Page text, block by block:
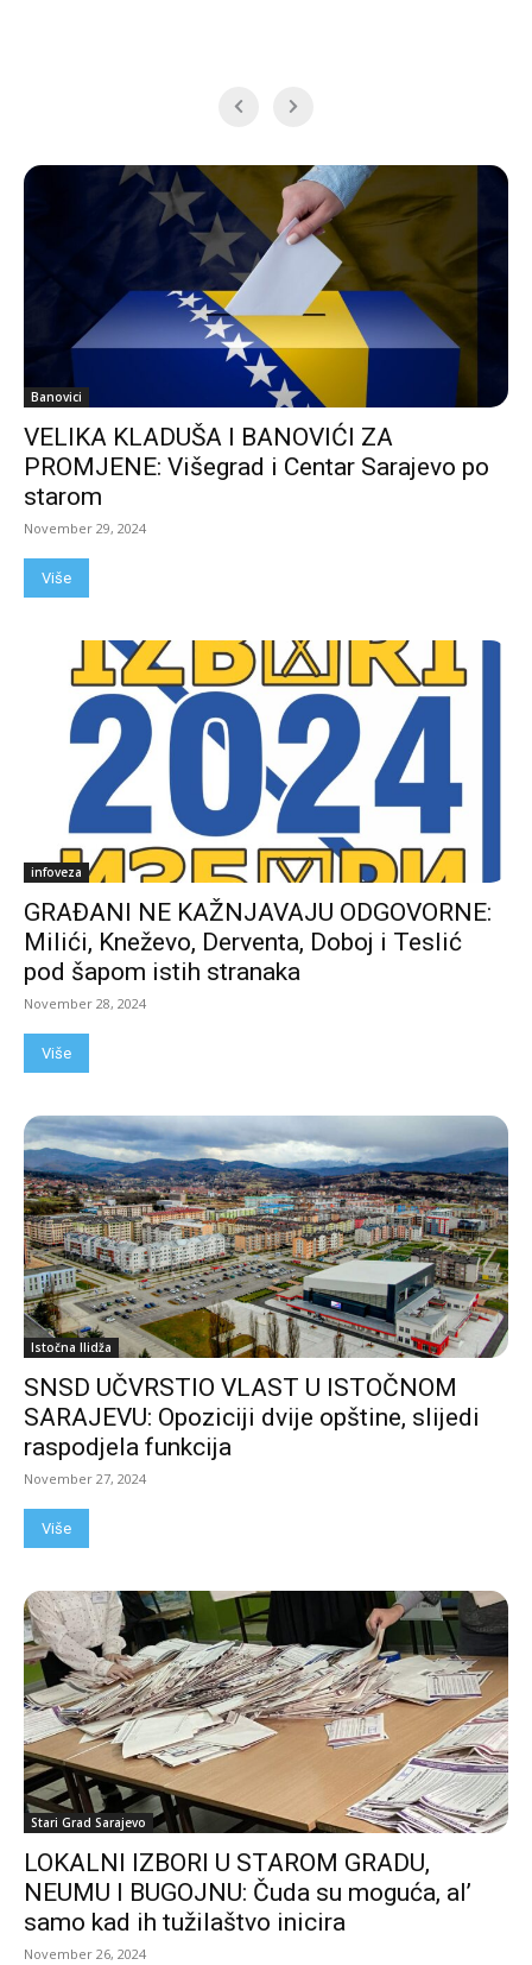
Banovici
VELIKA KLADUŠA I BANOVIĆI ZA
PROMJENE: Višegrad i Centar Sarajevo po
starom
November 29, 2024
Više
infoveza
GRAĐANI NE KAŽNJAVAJU ODGOVORNE:
Milići, Kneževo, Derventa, Doboj i Teslić
pod šapom istih stranaka
November 28, 2024
Više
Istočna Ilidža
SNSD UČVRSTIO VLAST U ISTOČNOM
SARAJEVU: Opoziciji dvije opštine, slijedi
raspodjela funkcija
November 27, 2024
Više
Stari Grad Sarajevo
LOKALNI IZBORI U STAROM GRADU,
NEUMU I BUGOJNU: Čuda su moguća, al’
samo kad ih tužilaštvo inicira
November 26, 2024